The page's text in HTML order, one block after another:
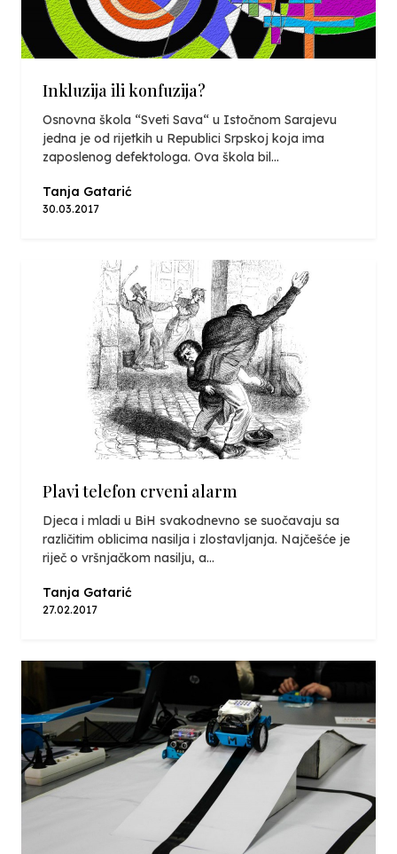
Inkluzija ili konfuzija?
Osnovna škola “Sveti Sava“ u Istočnom Sarajevu
jedna je od rijetkih u Republici Srpskoj koja ima
zaposlenog defektologa. Ova škola bil...
Tanja Gatarić
30.03.2017
Plavi telefon crveni alarm
Djeca i mladi u BiH svakodnevno se suočavaju sa
različitim oblicima nasilja i zlostavljanja. Najčešće je
riječ o vršnjačkom nasilju, a...
Tanja Gatarić
27.02.2017